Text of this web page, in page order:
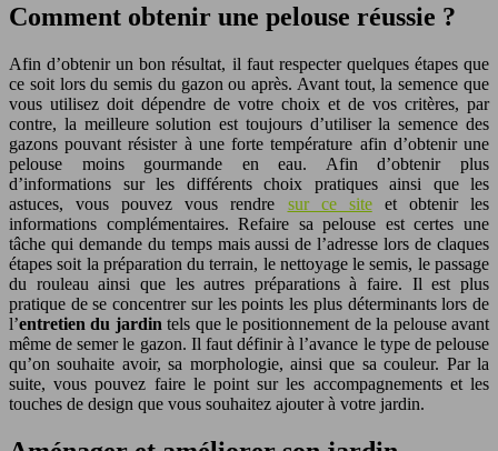
Comment obtenir une pelouse réussie ?
Afin d’obtenir un bon résultat, il faut respecter quelques étapes que
ce soit lors du semis du gazon ou après. Avant tout, la semence que
vous utilisez doit dépendre de votre choix et de vos critères, par
contre, la meilleure solution est toujours d’utiliser la semence des
gazons pouvant résister à une forte température afin d’obtenir une
pelouse moins gourmande en eau. Afin d’obtenir plus
d’informations sur les différents choix pratiques ainsi que les
astuces, vous pouvez vous rendre sur ce siteet obtenir les
informations complémentaires. Refaire sa pelouse est certes une
tâche qui demande du temps mais aussi de l’adresse lors de claques
étapes soit la préparation du terrain, le nettoyage le semis, le passage
du rouleau ainsi que les autres préparations à faire. Il est plus
pratique de se concentrer sur les points les plus déterminants lors de
l’entretien du jardin tels que le positionnement de la pelouse avant
même de semer le gazon. Il faut définir à l’avance le type de pelouse
qu’on souhaite avoir, sa morphologie, ainsi que sa couleur. Par la
suite, vous pouvez faire le point sur les accompagnements et les
touches de design que vous souhaitez ajouter à votre jardin.